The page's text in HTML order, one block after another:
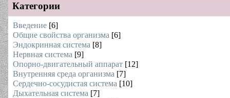
Категории
Введение [6]
Общие свойства организма [6]
Эндокринная система [8]
Нервная система [9]
Опорно-двигательный аппарат [12]
Внутренняя среда организма [7]
Сердечно-сосудистая система [10]
Дыхательная система [7]